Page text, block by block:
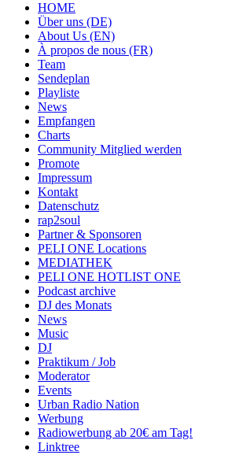
HOME
Über uns (DE)
About Us (EN)
À propos de nous (FR)
Team
Sendeplan
Playliste
News
Empfangen
Charts
Community Mitglied werden
Promote
Impressum
Kontakt
Datenschutz
rap2soul
Partner & Sponsoren
PELI ONE Locations
MEDIATHEK
PELI ONE HOTLIST ONE
Podcast archive
DJ des Monats
News
Music
DJ
Praktikum / Job
Moderator
Events
Urban Radio Nation
Werbung
Radiowerbung ab 20€ am Tag!
Linktree